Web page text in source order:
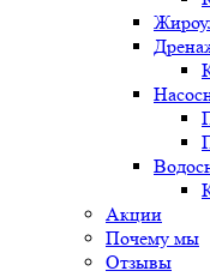
Акции
Почему мы
Отзывы